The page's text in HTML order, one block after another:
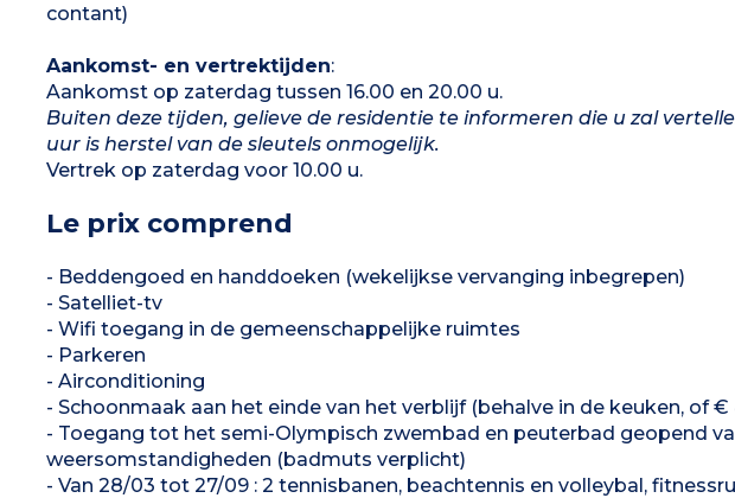
contant)
Aankomst- en vertrektijden:
Aankomst op zaterdag tussen 16.00 en 20.00 u.
Buiten deze tijden, gelieve de residentie te informeren die u zal
uur is herstel van de sleutels onmogelijk.
Vertrek op zaterdag voor 10.00 u.
Le prix comprend
- Beddengoed en handdoeken (wekelijkse vervanging inbegrepen)
- Satelliet-tv
- Wifi toegang in de gemeenschappelijke ruimtes
- Parkeren
- Airconditioning
- Schoonmaak aan het einde van het verblijf (behalve in de keuken, of
- Toegang tot het semi-Olympisch zwembad en peuterbad geopend
weersomstandigheden (badmuts verplicht)
- Van 28/03 tot 27/09 : 2 tennisbanen, beachtennis en volleybal,